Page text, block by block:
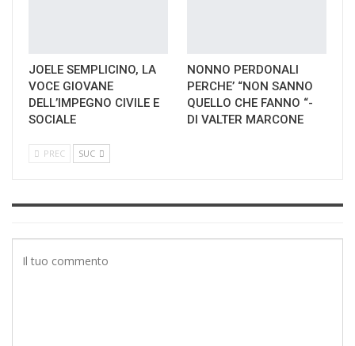
JOELE SEMPLICINO, LA
VOCE GIOVANE
DELL’IMPEGNO CIVILE E
SOCIALE
NONNO PERDONALI
PERCHE’ “NON SANNO
QUELLO CHE FANNO “-
DI VALTER MARCONE
PREC SUC